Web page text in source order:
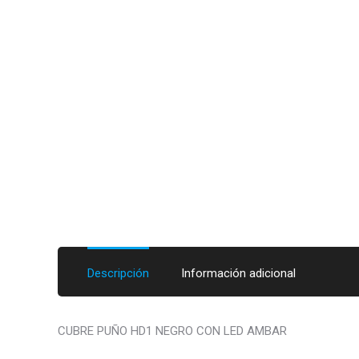
Descripción Información adicional
CUBRE PUÑO HD1 NEGRO CON LED AMBAR